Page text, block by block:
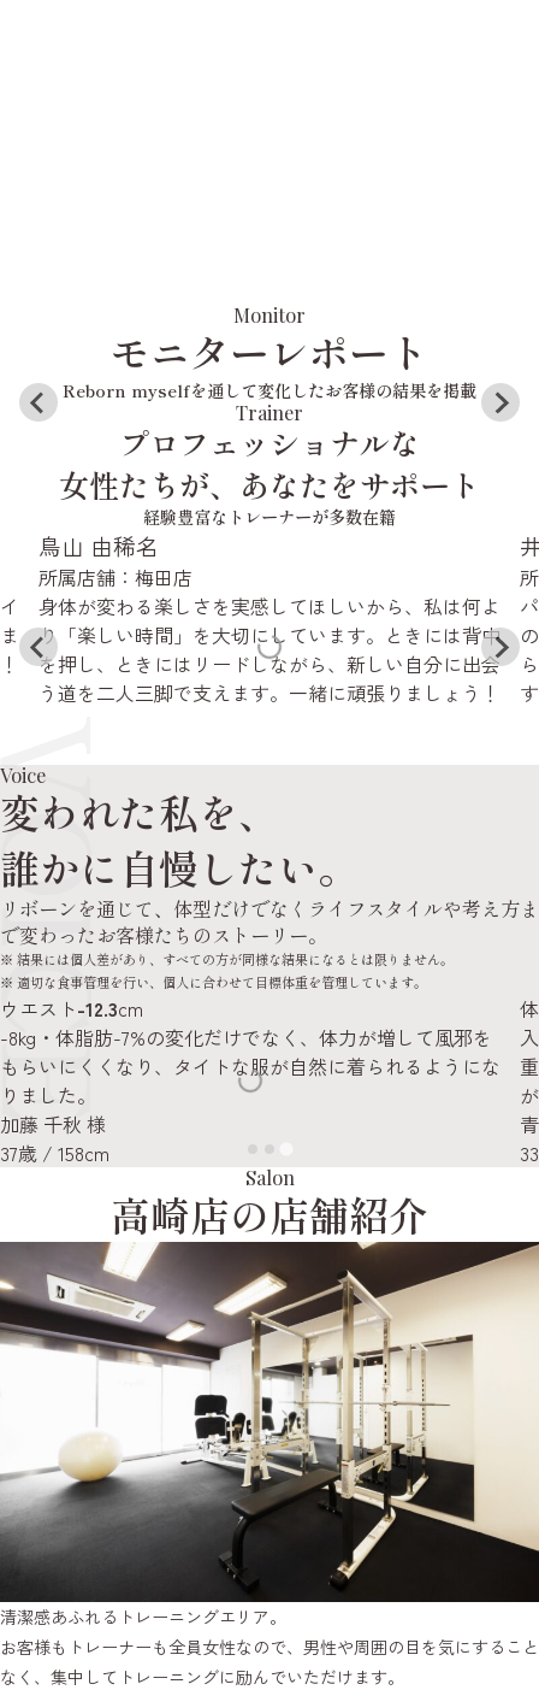
Monitor
モニターレポート
Reborn myselfを通して変化したお客様の結果を掲載
Trainer
プロフェッショナルな
女性たちが、あなたをサポート
経験豊富なトレーナーが多数在籍
井上 夏絵
所属店舗：梅田店
パーソナルトレーニングとピラティスを通して、理想
の身体づくりを全力でサポートします！無理なく続け
られる習慣で、より自分を好きになれる毎日へ導きま
す。今よりもっと好きな自分に出会ってみませんか？
Voice
変われた私を、
誰かに自慢したい。
リボーンを通じて、体型だけでなくライフスタイルや考え方ま
で変わったお客様たちのストーリー。
※ 結果には個人差があり、すべての方が同様な結果になるとは限りません。
※ 適切な食事管理を行い、個人に合わせて目標体重を管理しています。
体重-6.2kg
入会前は日常の動きでさえ疲れを感じていましたが、体
重-6.2kg・ウエスト-12.3cmの変化とともに、『鏡を見るの
が楽しくなり、歩くのも軽くなった』と実感しています。
青木千鶴 様
33歳 / 163cm
-
Salon
高崎店の店舗紹介
清潔感あふれるトレーニングエリア。
お客様もトレーナーも全員女性なので、男性や周囲の目を気にすること
なく、集中してトレーニングに励んでいただけます。